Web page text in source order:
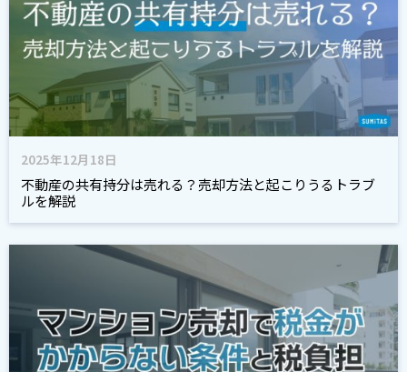
2025年12月18日
不動産の共有持分は売れる？売却方法と起こりうるトラブ
ルを解説